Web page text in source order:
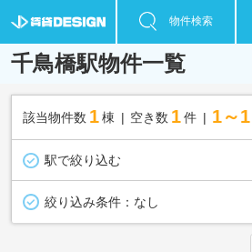
物件検索
千鳥橋駅物件一覧
該当物件数 1棟 空き数 1 件 1～1
駅で絞り込む
絞り込み条件： なし